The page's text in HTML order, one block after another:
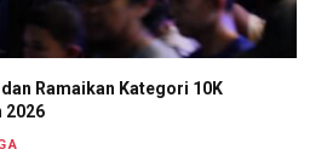
Ramaikan Kategori 10K
2026